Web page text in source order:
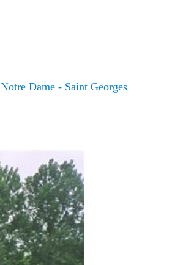
Notre Dame - Saint Georges